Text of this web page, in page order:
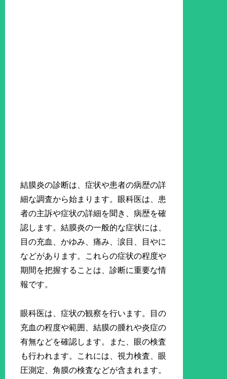
結膜炎の診断は、症状や患者の病歴の詳
細な調査から始まります。眼科医は、患
者の主訴や症状の詳細を聞き、病歴を確
認します。結膜炎の一般的な症状には、
目の充血、かゆみ、痛み、涙目、目やに
などがあります。これらの症状の程度や
期間を把握することは、診断に重要な情
報です。
眼科医は、症状の観察を行います。目の
充血の程度や範囲、結膜の腫れや炎症の
有無などを確認します。また、眼の検査
も行われます。これには、視力検査、眼
圧測定、角膜の検査などが含まれます。